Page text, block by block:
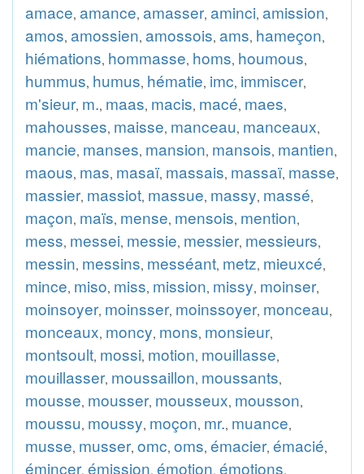
amace, amance, amasser, aminci, amission,
amos, amossien, amossois, ams, hameçon,
hiémations, hommasse, homs, houmous,
hummus, humus, hématie, imc, immiscer,
m'sieur, m., maas, macis, macé, maes,
mahousses, maisse, manceau, manceaux,
mancie, manses, mansion, mansois, mantien,
maous, mas, masaï, massais, massaï, masse,
massier, massiot, massue, massy, massé,
maçon, maïs, mense, mensois, mention,
mess, messei, messie, messier, messieurs,
messin, messins, messéant, metz, mieuxcé,
mince, miso, miss, mission, missy, moinser,
moinsoyer, moinsser, moinssoyer, monceau,
monceaux, moncy, mons, monsieur,
montsoult, mossi, motion, mouillasse,
mouillasser, moussaillon, moussants,
mousse, mousser, mousseux, mousson,
moussu, moussy, moçon, mr., muance,
musse, musser, omc, oms, émacier, émacié,
émincer, émission, émotion, émotions,